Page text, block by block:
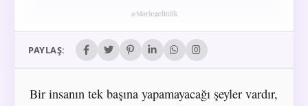
PAYLAŞ:
Bir insanın tek başına yapamayacağı şeyler vardır,